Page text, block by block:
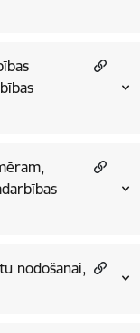
nodošanai,